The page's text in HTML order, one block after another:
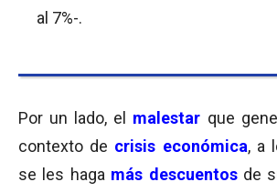
al 7%-.
Por un lado, el malestar que
contexto de crisis económica, a
se les haga más descuentos de